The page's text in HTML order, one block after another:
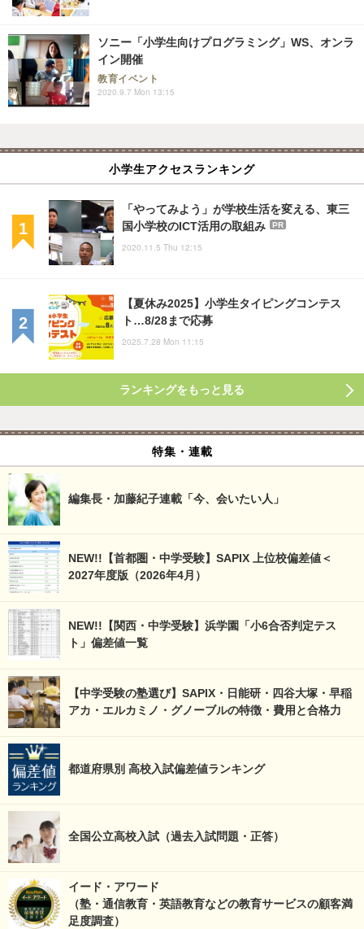
ソニー「小学生向けプログラミング」WS、オンラ
イン開催
教育イベント
2020.9.7 Mon 13:15
小学生アクセスランキング
「やってみよう」が学校生活を変える、東三
国小学校のICT活用の取組み
PR
2020.11.5 Thu 12:15
【夏休み2025】小学生タイピングコンテス
ト…8/28まで応募
2025.7.28 Mon 11:15
ランキングをもっと見る
特集・連載
編集長・加藤紀子連載「今、会いたい人」
NEW!!【首都圏・中学受験】SAPIX 上位校偏差値＜
2027年度版（2026年4月）
NEW!!【関西・中学受験】浜学園「小6合否判定テス
ト」偏差値一覧
【中学受験の塾選び】SAPIX・日能研・四谷大塚・早稲
アカ・エルカミノ・グノーブルの特徴・費用と合格力
都道府県別 高校入試偏差値ランキング
全国公立高校入試（過去入試問題・正答）
イード・アワード
（塾・通信教育・英語教育などの教育サービスの顧客満
足度調査）